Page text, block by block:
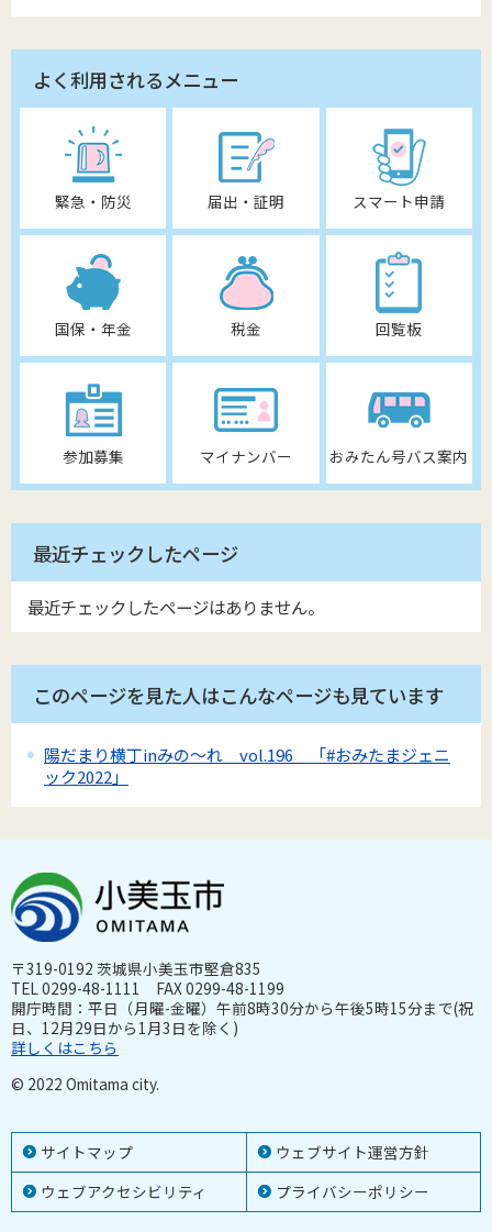
よく利用されるメニュー
緊急・防災 届出・証明 スマート申請
国保・年金 税金 回覧板
参加募集 マイナンバー おみたん号バス案内
最近チェックしたページ
最近チェックしたページはありません。
このページを見た人はこんなページも見ています
陽だまり横丁inみの～れ vol.196 「#おみたまジェニ
ック2022」
サイトマップ
ウェブサイト運営方針
ウェブアクセシビリティ
プライバシーポリシー
〒319-0192 茨城県小美玉市堅倉835
TEL 0299-48-1111 FAX 0299-48-1199
開庁時間：平日（月曜-金曜）午前8時30分から午後5時15分まで(祝
日、12月29日から1月3日を除く)
詳しくはこちら
© 2022 Omitama city.